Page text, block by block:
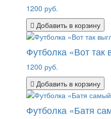
1200 руб.
Добавить в корзину
Футболка «Вот
1200 руб.
Добавить в корзину
Футболка «Батя